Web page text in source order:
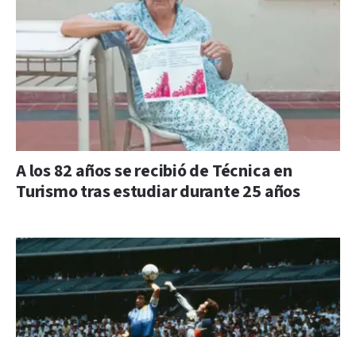
A los 82 años se recibió de Técnica en
Turismo tras estudiar durante 25 años